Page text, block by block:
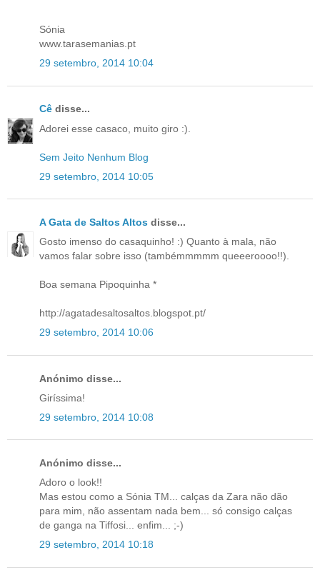
Sónia
www.tarasemanias.pt
29 setembro, 2014 10:04
Cê disse...
Adorei esse casaco, muito giro :).
Sem Jeito Nenhum Blog
29 setembro, 2014 10:05
A Gata de Saltos Altos disse...
Gosto imenso do casaquinho! :) Quanto à mala, não
vamos falar sobre isso (tambémmmmm queeeroooo!!).
Boa semana Pipoquinha *
http://agatadesaltosaltos.blogspot.pt/
29 setembro, 2014 10:06
Anónimo disse...
Giríssima!
29 setembro, 2014 10:08
Anónimo disse...
Adoro o look!!
Mas estou como a Sónia TM... calças da Zara não dão
para mim, não assentam nada bem... só consigo calças
de ganga na Tiffosi... enfim... ;-)
29 setembro, 2014 10:18